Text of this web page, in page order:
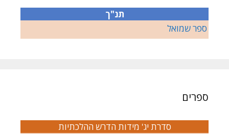
תנ"ך
ספר שמואל
ספרים
סדרת יג' מידות הדרש ההלכתיות